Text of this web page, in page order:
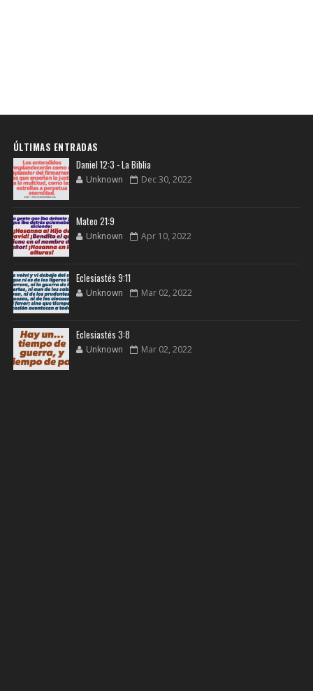
ÚLTIMAS ENTRADAS
Daniel 12:3 - La Biblia
Unknown Dec 30, 2022
Mateo 21:9
Unknown Apr 10, 2022
Eclesiastés 9:11
Unknown Mar 02, 2022
Eclesiastés 3:8
Unknown Mar 02, 2022